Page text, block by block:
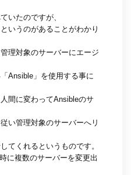
いたのですが、
いうのがあることがわかり
理対象のサーバーにエージ
Ansible」を使用する事に
間に変わってAnsibleのサ
い管理対象のサーバーへリ
てくれるというものです。
に複数のサーバーを変更出